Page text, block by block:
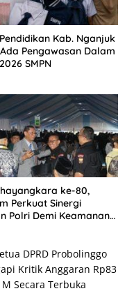
Kab. Nganjuk
Pengawasan Dalam
SMPN
ke-80,
Perkuat Sinergi
Polri Demi Keamanan